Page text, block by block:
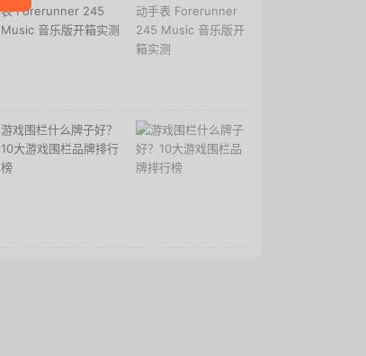
表 Forerunner 245
Music 音乐版开箱实测
游戏围栏什么牌子好？
10大游戏围栏品牌排行
榜